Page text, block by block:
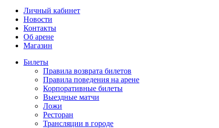
Личный кабинет
Новости
Контакты
Об арене
Магазин
Билеты
Правила возврата билетов
Правила поведения на арене
Корпоративные билеты
Выездные матчи
Ложи
Ресторан
Трансляции в городе